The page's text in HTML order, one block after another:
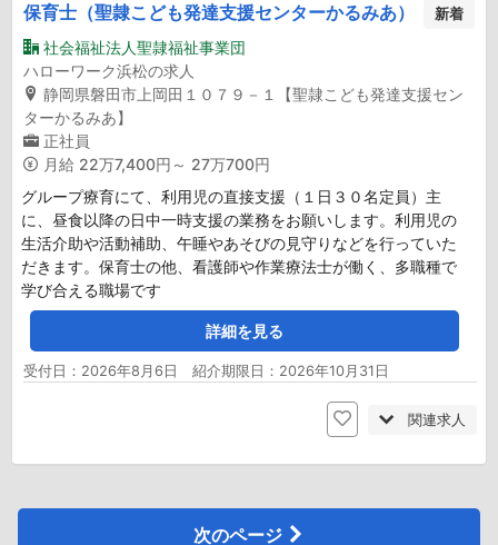
保育士（聖隷こども発達支援センターかるみあ） 新着
社会福祉法人聖隷福祉事業団
ハローワーク浜松の求人
静岡県磐田市上岡田１０７９－１【聖隷こども発達支援セン
ターかるみあ】
正社員
月給 22万7,400円～ 27万700円
グループ療育にて、利用児の直接支援（１日３０名定員）主
に、昼食以降の日中一時支援の業務をお願いします。利用児の
生活介助や活動補助、午睡やあそびの見守りなどを行っていた
だきます。保育士の他、看護師や作業療法士が働く、多職種で
学び合える職場です
詳細を見る
受付日：2026年8月6日 紹介期限日：2026年10月31日
関連求人
次のページ